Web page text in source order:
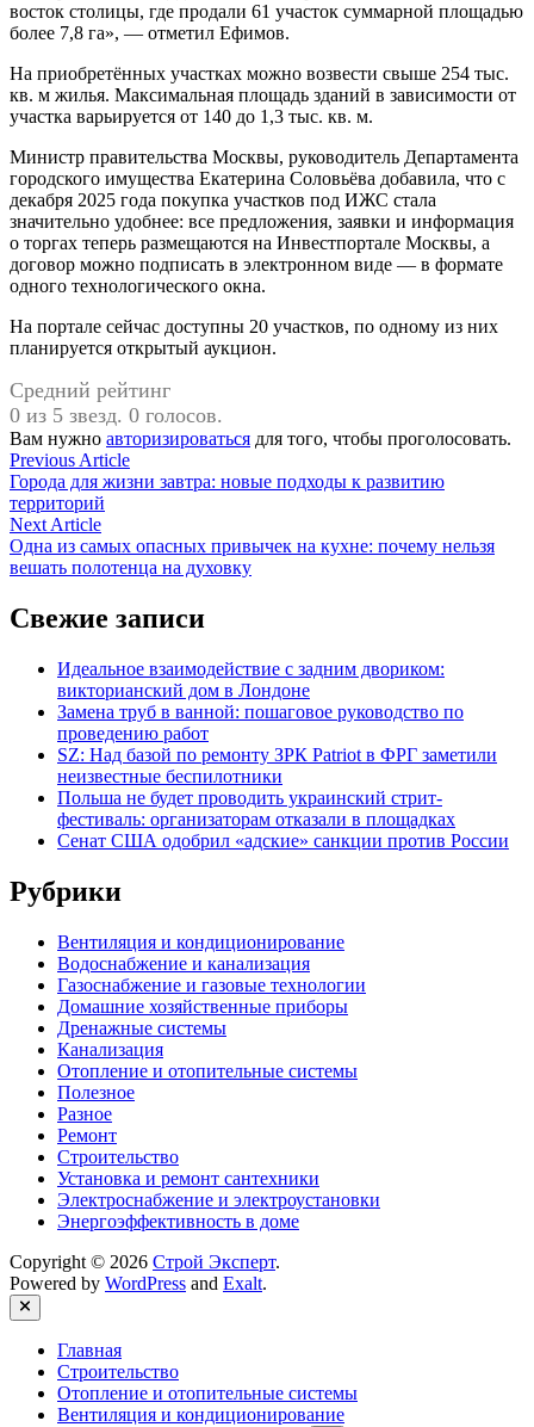
восток столицы, где продали 61 участок суммарной площадью
более 7,8 га», — отметил Ефимов.
На приобретённых участках можно возвести свыше 254 тыс.
кв. м жилья. Максимальная площадь зданий в зависимости от
участка варьируется от 140 до 1,3 тыс. кв. м.
Министр правительства Москвы, руководитель Департамента
городского имущества Екатерина Соловьёва добавила, что с
декабря 2025 года покупка участков под ИЖС стала
значительно удобнее: все предложения, заявки и информация
о торгах теперь размещаются на Инвестпортале Москвы, а
договор можно подписать в электронном виде — в формате
одного технологического окна.
На портале сейчас доступны 20 участков, по одному из них
планируется открытый аукцион.
Средний рейтинг
0 из 5 звезд. 0 голосов.
Вам нужно авторизироваться для того, чтобы проголосовать.
Навигация
по
записям
Previous ArticlePrevious
article:
Города для жизни завтра: новые подходы к развитию
территорий
Next ArticleNext
article:
Одна из самых опасных привычек на кухне: почему нельзя
вешать полотенца на духовку
Свежие записи
Идеальное взаимодействие с задним двориком:
викторианский дом в Лондоне
Замена труб в ванной: пошаговое руководство по
проведению работ
SZ: Над базой по ремонту ЗРК Patriot в ФРГ заметили
неизвестные беспилотники
Польша не будет проводить украинский стрит-
фестиваль: организаторам отказали в площадках
Сенат США одобрил «адские» санкции против России
Рубрики
Вентиляция и кондиционирование
Водоснабжение и канализация
Газоснабжение и газовые технологии
Домашние хозяйственные приборы
Дренажные системы
Канализация
Отопление и отопительные системы
Полезное
Разное
Ремонт
Строительство
Установка и ремонт сантехники
Электроснабжение и электроустановки
Энергоэффективность в доме
Copyright © 2026 Строй Эксперт.
Powered by WordPress and Exalt.
Close
Главная
Строительство
Отопление и отопительные системы
Вентиляция и кондиционирование